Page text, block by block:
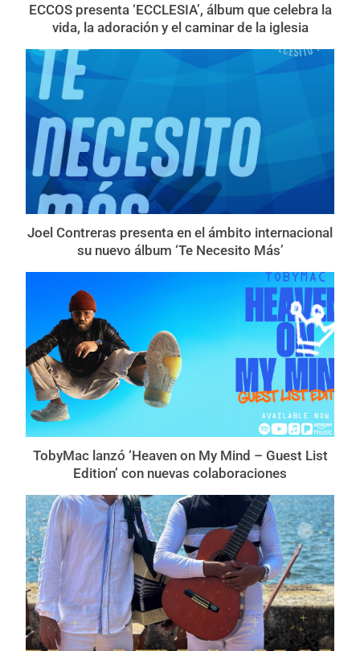
ECCOS presenta ‘ECCLESIA’, álbum que celebra la
vida, la adoración y el caminar de la iglesia
Joel Contreras presenta en el ámbito internacional
su nuevo álbum ‘Te Necesito Más’
TobyMac lanzó ‘Heaven on My Mind – Guest List
Edition’ con nuevas colaboraciones